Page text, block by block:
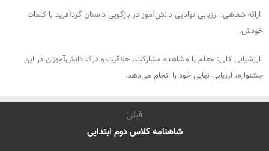
ارائه شفاهی: ارزیابی توانایی دانش‌آموز در بازگویی داستان گردآفرید با کلمات
خودش.
ارزشیابی کلی: معلم با مشاهده مشارکت، خلاقیت و درک دانش‌آموزان در این
جشنواره، ارزیابی نهایی خود را انجام می‌دهد.
قبلی
شاهنامه کلاس دوم ابتدایی